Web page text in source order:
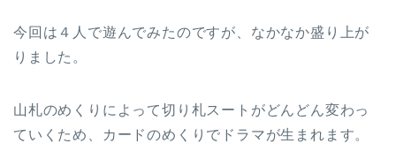
今回は４人で遊んでみたのですが、なかなか盛り上が
りました。
山札のめくりによって切り札スートがどんどん変わっ
ていくため、カードのめくりでドラマが生まれます。